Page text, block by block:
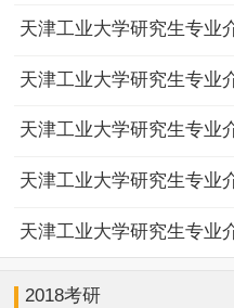
天津工业大学研究生专业
天津工业大学研究生专业
天津工业大学研究生专业
天津工业大学研究生专业
天津工业大学研究生专业
2018考研